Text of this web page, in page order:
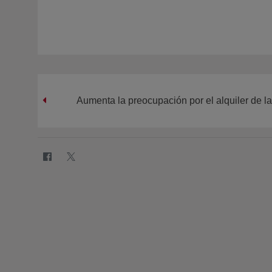
Aumenta la preocupación por el alquiler de